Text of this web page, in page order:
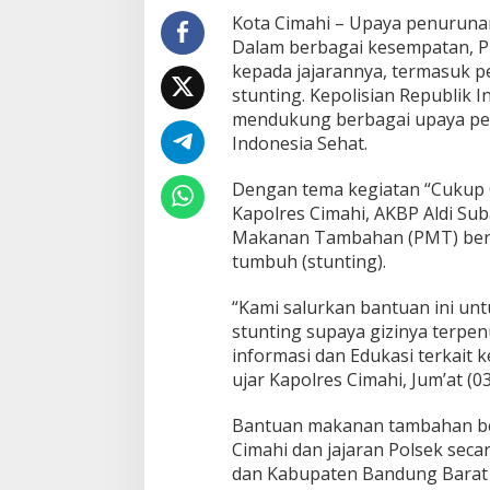
B
a
n
t
u
a
P
m
b
e
r
i
n
M
a
k
a
a
n
T
Kota Cimahi – Upaya
Dalam berbagai kesempatan,
kepada jajarannya, termasuk
stunting. Kepolisian Republik
mendukung berbagai upaya
Indonesia Sehat.
Dengan tema kegiatan
Kapolres Cimahi, AKBP Aldi
Makanan Tambahan (PMT)
tumbuh (stunting).
“Kami salurkan bantuan ini
stunting supaya gizinya
informasi dan Edukasi terkait
ujar Kapolres Cimahi, Jum’at
Bantuan makanan tambahan
Cimahi dan jajaran Polsek
dan Kabupaten Bandung Barat